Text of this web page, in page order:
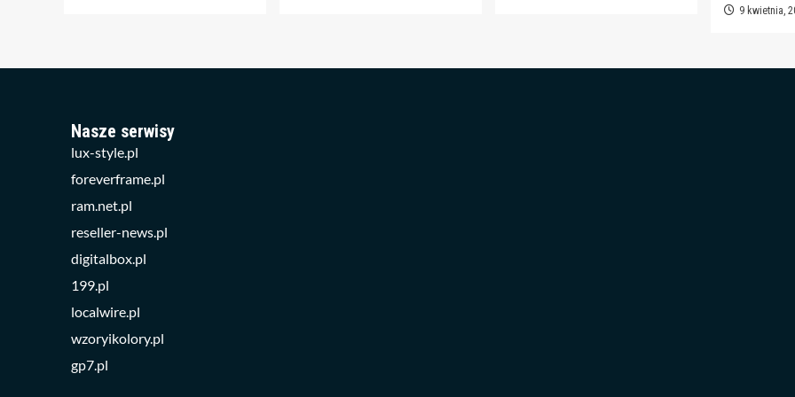
9 kwietnia,
Nasze serwisy
lux-style.pl
foreverframe.pl
ram.net.pl
reseller-news.pl
digitalbox.pl
199.pl
localwire.pl
wzoryikolory.pl
gp7.pl